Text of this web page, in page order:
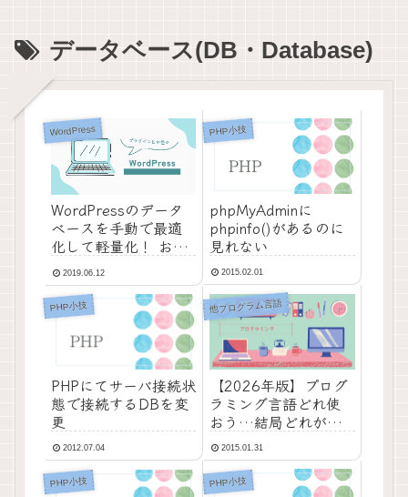
データベース(DB・Database)
WordPress
WordPressのデータ
ベースを手動で最適
化して軽量化！ お掃
除！
2019.06.12
PHP小技
phpMyAdminに
phpinfo()があるのに
見れない
2015.02.01
他プログラム言語
【2026年版】プログ
ラミング言語どれ使
おう…結局どれが
「今」正解なのか調
べてみた
2015.01.31
PHP小技
PHPにてサーバ接続状
態で接続するDBを変
更
2012.07.04
PHP小技
PHP小技